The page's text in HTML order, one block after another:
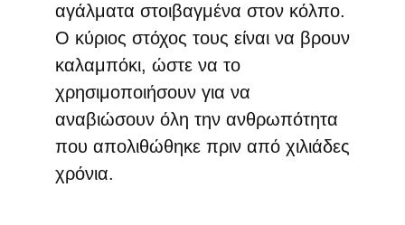
αγάλματα στοιβαγμένα στον κόλπο.
Ο κύριος στόχος τους είναι να βρουν
καλαμπόκι, ώστε να το
χρησιμοποιήσουν για να
αναβιώσουν όλη την ανθρωπότητα
που απολιθώθηκε πριν από χιλιάδες
χρόνια.